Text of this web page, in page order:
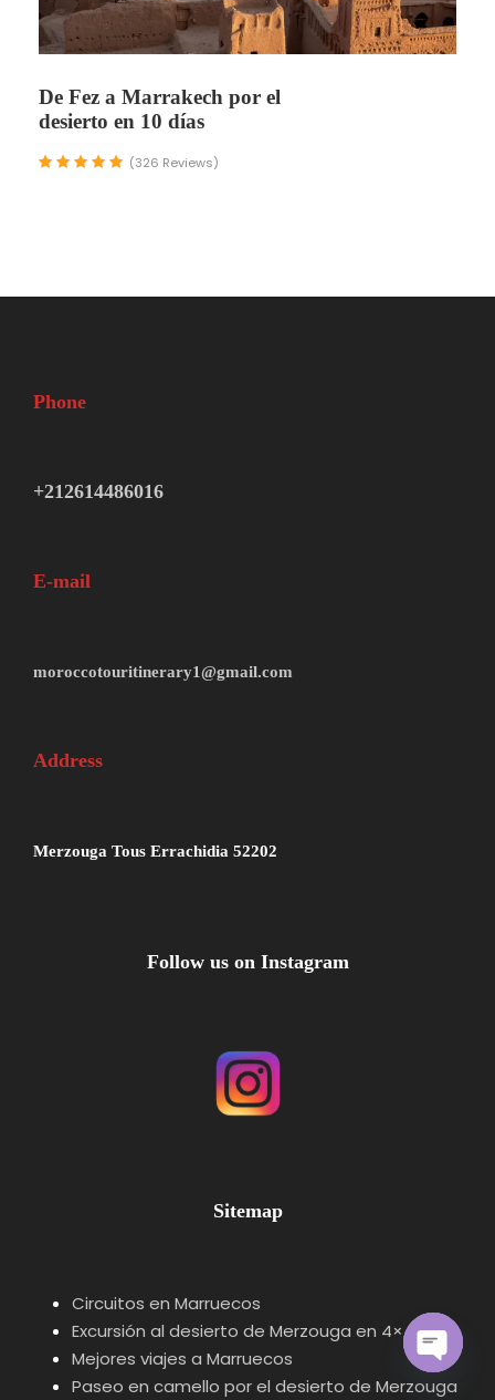
De Fez a Marrakech por el
desierto en 10 días
(326 Reviews)
Phone
+212614486016
E-mail
moroccotouritinerary1@gmail.com
Address
Merzouga Tous Errachidia 52202
Follow us on Instagram
Sitemap
Circuitos en Marruecos
Excursión al desierto de Merzouga en 4×4
Mejores viajes a Marruecos
Paseo en camello por el desierto de Merzouga
O